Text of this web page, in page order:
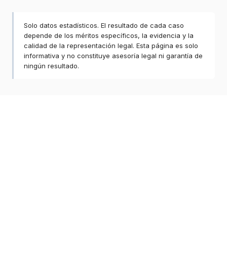
Solo datos estadísticos. El resultado de cada caso
depende de los méritos específicos, la evidencia y la
calidad de la representación legal. Esta página es solo
informativa y no constituye asesoría legal ni garantía de
ningún resultado.